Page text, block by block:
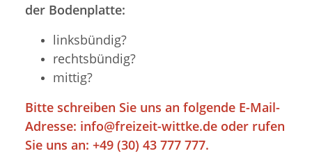
der Bodenplatte:
linksbündig?
rechtsbündig?
mittig?
Bitte schreiben Sie uns an folgende E-Mail-
Adresse: info@freizeit-wittke.de oder rufen
Sie uns an: +49 (30) 43 777 777.